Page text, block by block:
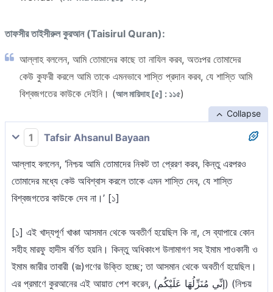
তাফসীর তাইসীরুল কুরআন (Taisirul Quran):
আল্লাহ বললেন, আমি তোমাদের কাছে তা নাযিল করব, অতঃপর তোমাদের
কেউ কুফরী করলে আমি তাকে এমনভাবে শাস্তি প্রদান করব, যে শাস্তি আমি
বিশ্বজগতের কাউকে দেইনি। (আল মায়িদাহ [৫] : ১১৫)
Collapse
1 Tafsir Ahsanul Bayaan
আল্লাহ বললেন, ‘নিশ্চয় আমি তোমাদের নিকট তা প্রেরণ করব, কিন্তু এরপরও
তোমাদের মধ্যে কেউ অবিশ্বাস করলে তাকে এমন শাস্তি দেব, যে শাস্তি
বিশ্বজগতের কাউকে দেব না।’ [১]
[১] এই খাদ্যপূর্ণ খাঞ্চা আসমান থেকে অবতীর্ণ হয়েছিল কি না, সে ব্যাপারে কোন
সহীহ মারফু হাদীস বর্ণিত হয়নি। কিন্তু অধিকাংশ উলামাগণ সহ ইমাম শাওকানী ও
ইমাম জারীর তাবারী (রঃ)গণের উক্তি হচ্ছে; তা আসমান থেকে অবতীর্ণ হয়েছিল।
এর প্রমাণে কুরআনের এই আয়াত পেশ করেন, (إنِّي مُنَزِّلُهَا عَلَيْكُم) (নিশ্চয়